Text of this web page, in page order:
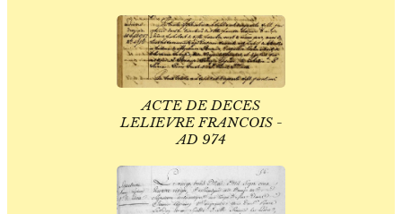
ACTE DE DECES
LELIEVRE FRANCOIS -
AD 974